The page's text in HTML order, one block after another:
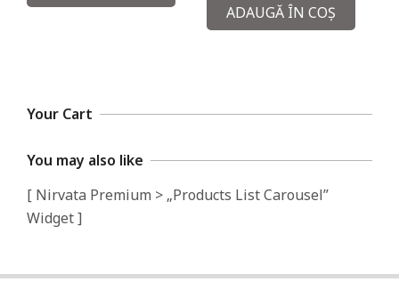
ADAUGĂ ÎN COȘ
Your Cart
You may also like
[ Nirvata Premium > „Products List Carousel”
Widget ]